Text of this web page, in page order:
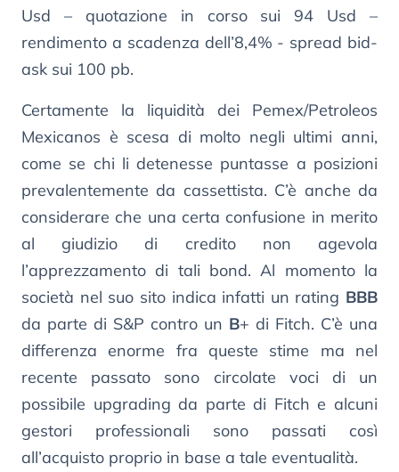
Usd – quotazione in corso sui 94 Usd –
rendimento a scadenza dell’8,4% - spread bid-
ask sui 100 pb.
Certamente la liquidità dei Pemex/Petroleos
Mexicanos è scesa di molto negli ultimi anni,
come se chi li detenesse puntasse a posizioni
prevalentemente da cassettista. C’è anche da
considerare che una certa confusione in merito
al giudizio di credito non agevola
l’apprezzamento di tali bond. Al momento la
società nel suo sito indica infatti un rating BBB
da parte di S&P contro un B+ di Fitch. C’è una
differenza enorme fra queste stime ma nel
recente passato sono circolate voci di un
possibile upgrading da parte di Fitch e alcuni
gestori professionali sono passati così
all’acquisto proprio in base a tale eventualità.